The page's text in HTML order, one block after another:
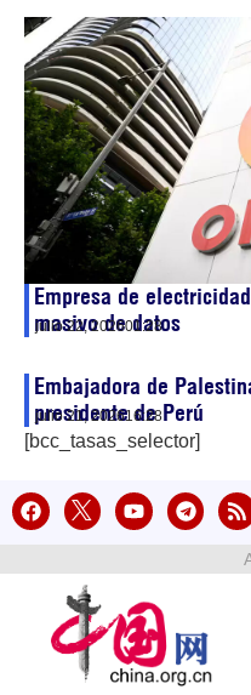
Empresa de
masivo de datos
julio 22, 202601:28
Embajadora de
presidente de Perú
julio 21, 202616:28
[bcc_tasas_selector]